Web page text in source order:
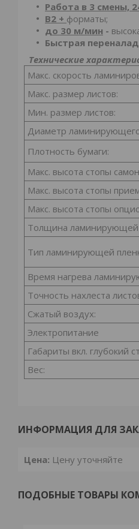
Работа в 3 смены,
В2 + форматы;
до 30 м/мин -
Быстрая
Технические
Макс. скорость
Макс. размер листов:
Мин. размер листов:
Диаметр
Плотность бумаги:
Макс. высота стопы
Макс. высота стопы
Макс. высота стопы
Толщина ламинирующей
Тип ламинирующей
Время нагрева
Точность нахлеста
Сжатый воздух:
Электропитание
Габариты вкл. глубокий
Вес:
ИНФОРМАЦИЯ ДЛЯ
Цена: Цену уточняйте
ПОДОБНЫЕ ТОВАРЫ